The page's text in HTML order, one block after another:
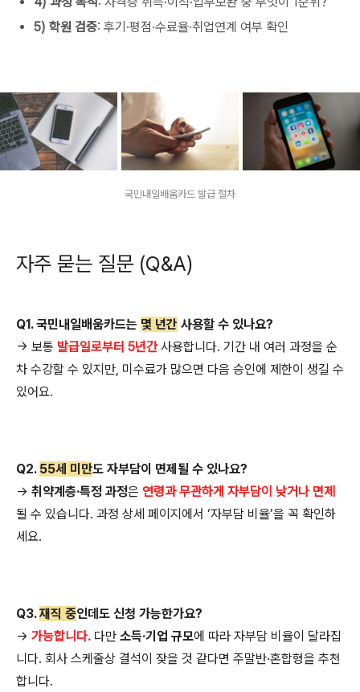
5) 학원 검증: 후기·평점·수료율·취업연계 여부 확인
국민내일배움카드 발급 절차
자주 묻는 질문 (Q&A)
Q1. 국민내일배움카드는 몇 년간 사용할 수 있나요?
→ 보통 발급일로부터 5년간사용합니다. 기간 내 여러 과정을 순
차 수강할 수 있지만, 미수료가 많으면 다음 승인에 제한이 생길 수
있어요.
Q2. 55세 미만도 자부담이 면제될 수 있나요?
→ 취약계층·특정 과정은 연령과 무관하게 자부담이 낮거나 면제
될 수 있습니다. 과정 상세 페이지에서 ‘자부담 비율’을 꼭 확인하
세요.
Q3.재직 중인데도 신청 가능한가요?
→ 가능합니다. 다만 소득·기업 규모에 따라 자부담 비율이 달라집
니다. 회사 스케줄상 결석이 잦을 것 같다면 주말반·혼합형을 추천
합니다.